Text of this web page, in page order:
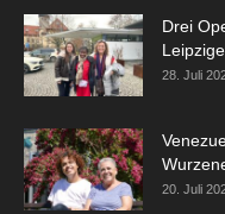
Drei
28. Juli
20. Juli